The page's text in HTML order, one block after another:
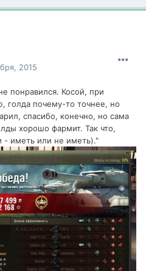
2015
понравился. Косой, при
голда почему-то точнее, но
спасибо, конечно, но сама
хорошо фармит. Так что,
- иметь или не иметь)."